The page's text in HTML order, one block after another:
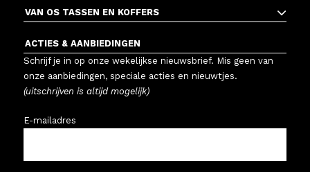
VAN OS TASSEN EN KOFFERS
ACTIES & AANBIEDINGEN
Schrijf je in op onze wekelijkse nieuwsbrief. Mis geen van
onze aanbiedingen, speciale acties en nieuwtjes.
(uitschrijven is altijd mogelijk)
E-mailadres